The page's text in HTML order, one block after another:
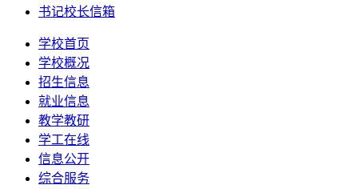
书记校长信箱
学校首页
学校概况
招生信息
就业信息
教学教研
学工在线
信息公开
综合服务